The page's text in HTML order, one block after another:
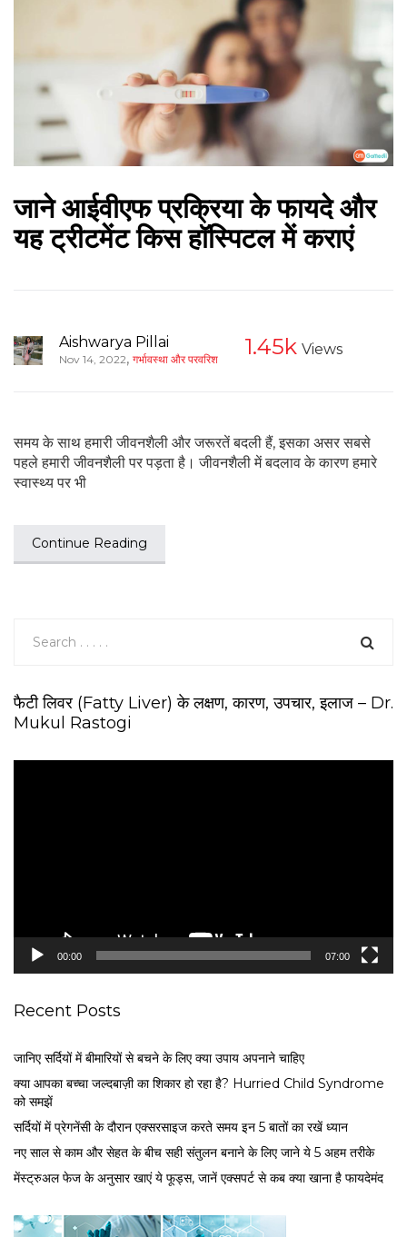
जाने आईवीएफ प्रक्रिया के फायदे और
यह ट्रीटमेंट किस हॉस्पिटल में कराएं
Aishwarya Pillai
Nov 14, 2022, गर्भावस्था और परवरिश 1.45k Views
समय के साथ हमारी जीवनशैली और जरूरतें बदली हैं, इसका असर सबसे
पहले हमारी जीवनशैली पर पड़ता है। जीवनशैली में बदलाव के कारण हमारे
स्वास्थ्य पर भी
Continue Reading
फैटी लिवर (Fatty Liver) के लक्षण, कारण, उपचार, इलाज – Dr.
Mukul Rastogi
00:00 07:00
Recent Posts
जानिए सर्दियों में बीमारियों से बचने के लिए क्या उपाय अपनाने चाहिए
क्या आपका बच्चा जल्दबाज़ी का शिकार हो रहा है? Hurried Child Syndrome
को समझें
सर्द‍ियों में प्रेगनेंसी के दौरान एक्सरसाइज करते समय इन 5 बातों का रखें ध्यान
नए साल से काम और सेहत के बीच सही संतुलन बनाने के लिए जाने ये 5 अहम तरीके
मेंस्ट्रुअल फेज के अनुसार खाएं ये फूड्स, जानें एक्सपर्ट से कब क्या खाना है फायदेमंद